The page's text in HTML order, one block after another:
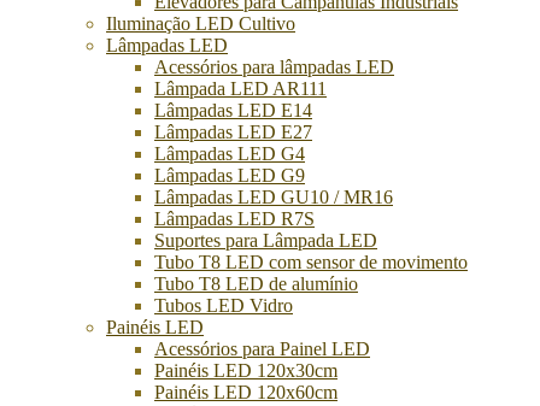
Iluminação LED Cultivo
Lâmpadas LED
Acessórios para lâmpadas LED
Lâmpada LED AR111
Lâmpadas LED E14
Lâmpadas LED E27
Lâmpadas LED G4
Lâmpadas LED G9
Lâmpadas LED GU10 / MR16
Lâmpadas LED R7S
Suportes para Lâmpada LED
Tubo T8 LED com sensor de movimento
Tubo T8 LED de alumínio
Tubos LED Vidro
Painéis LED
Acessórios para Painel LED
Painéis LED 120x30cm
Painéis LED 120x60cm